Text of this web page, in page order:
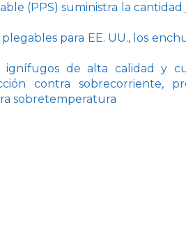
(PPS) suministra la cantidad
para EE. UU., los
ignífugos de alta calidad y
contra sobrecorriente,
sobretemperatura